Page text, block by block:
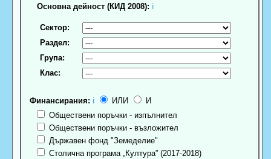
Основна дейност (КИД 2008): ℹ
Сектор:
Раздел:
Група:
Клас:
Финансирания: ℹ ИЛИ
И
Обществени поръчки - изпълнител
Обществени поръчки - възложител
Държавен фонд "Земеделие"
Столична програма „Култура” (2017-2018)